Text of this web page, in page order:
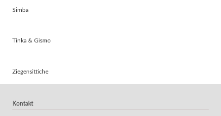
Simba
Tinka & Gismo
Ziegensittiche
Kontakt